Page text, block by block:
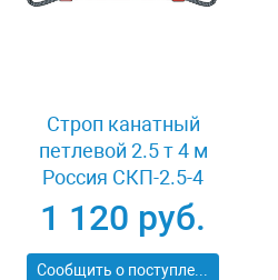
Строп канатный
петлевой 2.5 т 4 м
Россия СКП-2.5-4
1 120 руб.
Сообщить о поступлении